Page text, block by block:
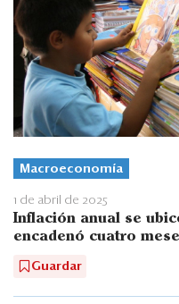
Macroeconomía
1 de abril de 2025
Inflación anual se
encadenó cuatro
Guardar